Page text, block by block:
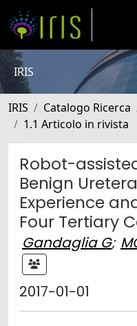
IRIS
IRIS Catalogo Ricerca
1.1 Articolo in rivista
Robot-
Benign
Experience
Four Tertiary
Gandaglia G;
2017-01-01